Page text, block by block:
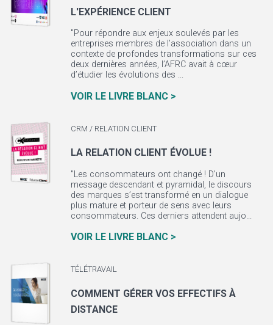
L'EXPÉRIENCE CLIENT
"Pour répondre aux enjeux soulevés par les
entreprises membres de l’association dans un
contexte de profondes transformations sur ces
deux dernières années, l’AFRC avait à cœur
d’étudier les évolutions des ...
VOIR LE LIVRE BLANC >
CRM / RELATION CLIENT
LA RELATION CLIENT ÉVOLUE !
"Les consommateurs ont changé ! D’un
message descendant et pyramidal, le discours
des marques s’est transformé en un dialogue
plus mature et porteur de sens avec leurs
consommateurs. Ces derniers attendent aujo...
VOIR LE LIVRE BLANC >
TÉLÉTRAVAIL
COMMENT GÉRER VOS EFFECTIFS À
DISTANCE